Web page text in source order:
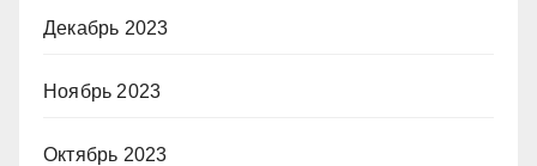
Декабрь 2023
Ноябрь 2023
Октябрь 2023